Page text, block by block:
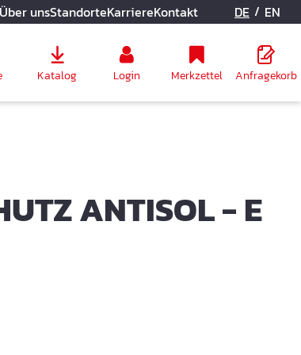
Über unsStandorteKarriereKontakt DE / EN
Katalog Login Merkzettel Anfragekorb
ANTISOL - E